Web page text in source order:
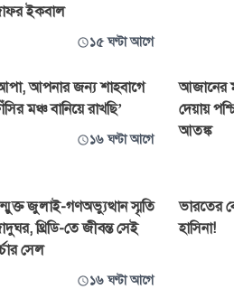
ইকবাল
১৫ ঘণ্টা আগে
আপনার জন্য শাহবাগে
মঞ্চ বানিয়ে রাখছি’
১৬ ঘণ্টা আগে
আজানের
দেয়ায়
আতঙ্ক
জুলাই-গণঅভ্যুত্থান স্মৃতি
থ্রিডি-তে জীবন্ত সেই
সেল
১৬ ঘণ্টা আগে
ভারতের
হাসিনা!